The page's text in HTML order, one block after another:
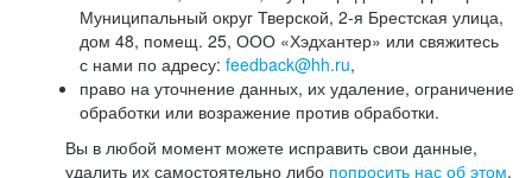
Муниципальный округ Тверской, 2-я Брестская улица,
дом 48, помещ. 25, ООО «Хэдхантер» или свяжитесь
с нами по адресу: feedback@hh.ru,
право на уточнение данных, их удаление, ограничение
обработки или возражение против обработки.
Вы в любой момент можете исправить свои данные,
удалить их самостоятельно либо попросить нас об этом.